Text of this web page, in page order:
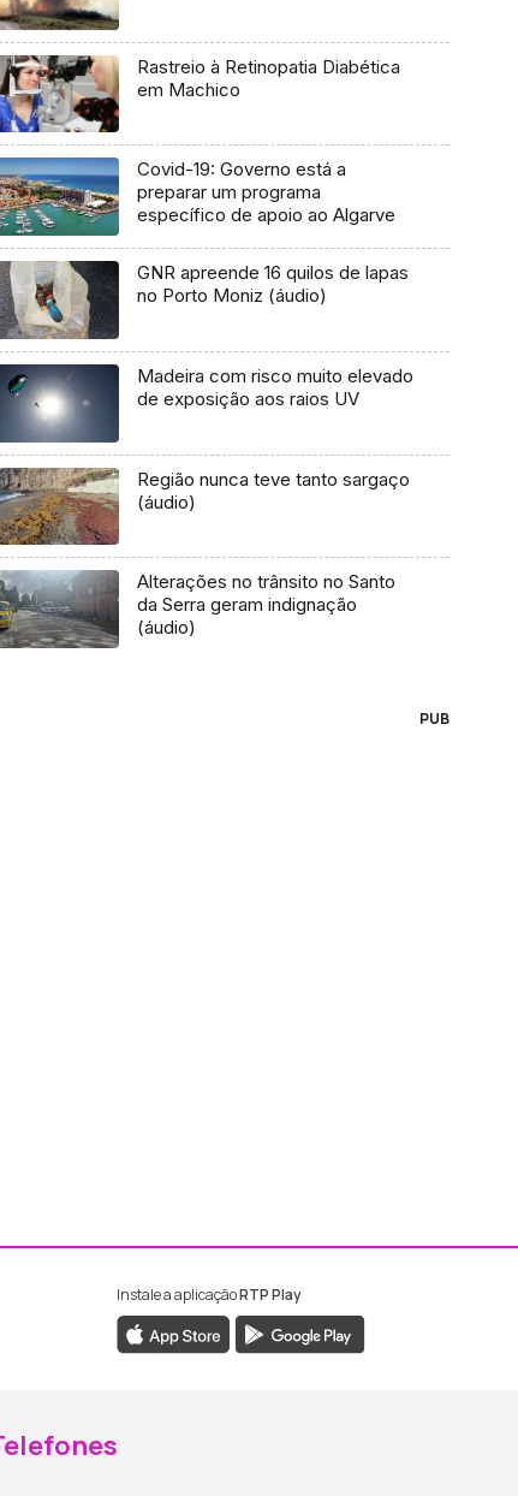
Rastreio à Retinopatia Diabética
em Machico
Covid-19: Governo está a
preparar um programa
específico de apoio ao Algarve
GNR apreende 16 quilos de lapas
no Porto Moniz (áudio)
Madeira com risco muito elevado
de exposição aos raios UV
Região nunca teve tanto sargaço
(áudio)
Alterações no trânsito no Santo
da Serra geram indignação
(áudio)
PUB
da RTP Madeira
da RTP Madeira
Instale a aplicaçãoRTP Play